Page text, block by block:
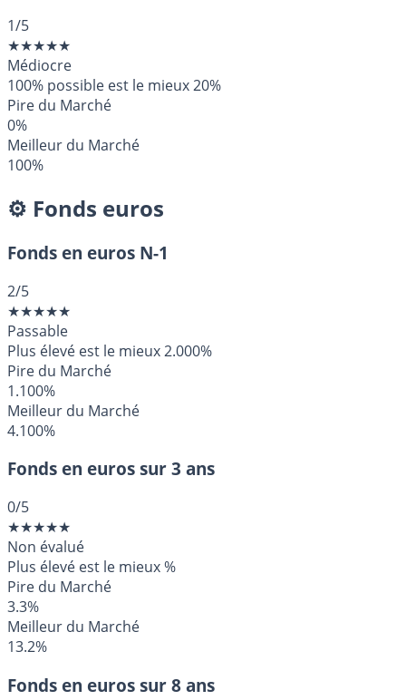
1/5
★★★★★
Médiocre
100% possible est le mieux20%
Pire du Marché
0%
Meilleur du Marché
100%
⚙️ Fonds euros
Fonds en euros N-1
2/5
★★★★★
Passable
Plus élevé est le mieux2.000%
Pire du Marché
1.100%
Meilleur du Marché
4.100%
Fonds en euros sur 3 ans
0/5
★★★★★
Non évalué
Plus élevé est le mieux%
Pire du Marché
3.3%
Meilleur du Marché
13.2%
Fonds en euros sur 8 ans